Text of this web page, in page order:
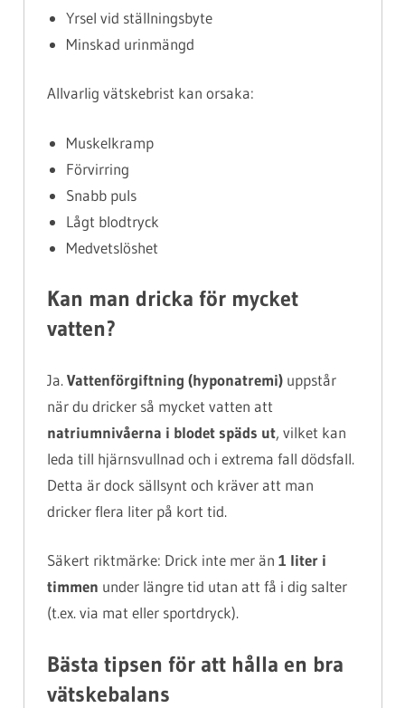
Yrsel vid ställningsbyte
Minskad urinmängd
Allvarlig vätskebrist kan orsaka:
Muskelkramp
Förvirring
Snabb puls
Lågt blodtryck
Medvetslöshet
Kan man dricka för mycket
vatten?
Ja.Vattenförgiftning (hyponatremi) uppstår
när du dricker så mycket vatten att
natriumnivåerna i blodet späds ut, vilket kan
leda till hjärnsvullnad och i extrema fall dödsfall.
Detta är dock sällsynt och kräver att man
dricker flera liter på kort tid.
Säkert riktmärke: Drick inte mer än 1 liter i
timmen under längre tid utan att få i dig salter
(t.ex. via mat eller sportdryck).
Bästa tipsen för att hålla en bra
vätskebalans